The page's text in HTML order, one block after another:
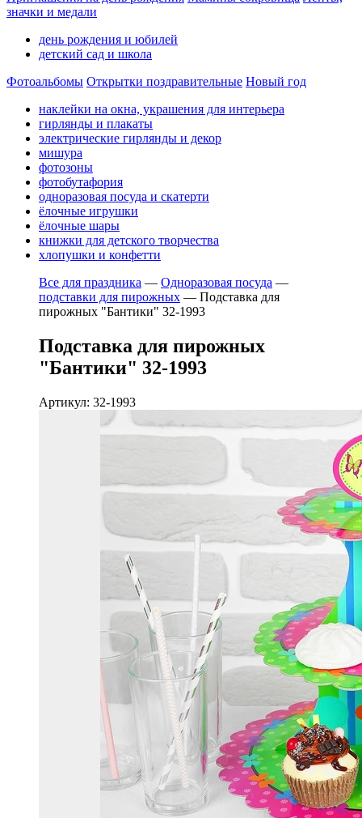
значки и медали
день рождения и юбилей
детский сад и школа
Фотоальбомы Открытки поздравительные Новый год
наклейки на окна, украшения для интерьера
гирлянды и плакаты
электрические гирлянды и декор
мишура
фотозоны
фотобутафория
одноразовая посуда и скатерти
ёлочные игрушки
ёлочные шары
книжки для детского творчества
хлопушки и конфетти
Все для праздника — Одноразовая посуда —
подставки для пирожных — Подставка для
пирожных "Бантики" 32-1993
Подставка для пирожных
"Бантики" 32-1993
Артикул: 32-1993